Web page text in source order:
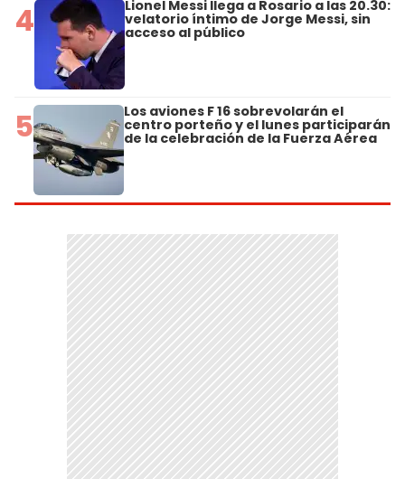
4 Lionel Messi llega a Rosario a las 20.30:
velatorio íntimo de Jorge Messi, sin
acceso al público
5 Los aviones F 16 sobrevolarán el
centro porteño y el lunes participarán
de la celebración de la Fuerza Aérea